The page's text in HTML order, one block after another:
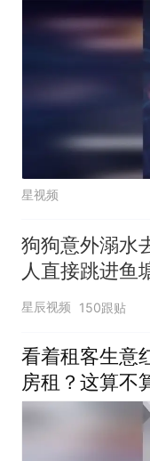
星视频
狗狗意外溺水
人直接跳进鱼
星辰视频 150跟贴
看着租客生意
房租？这算不